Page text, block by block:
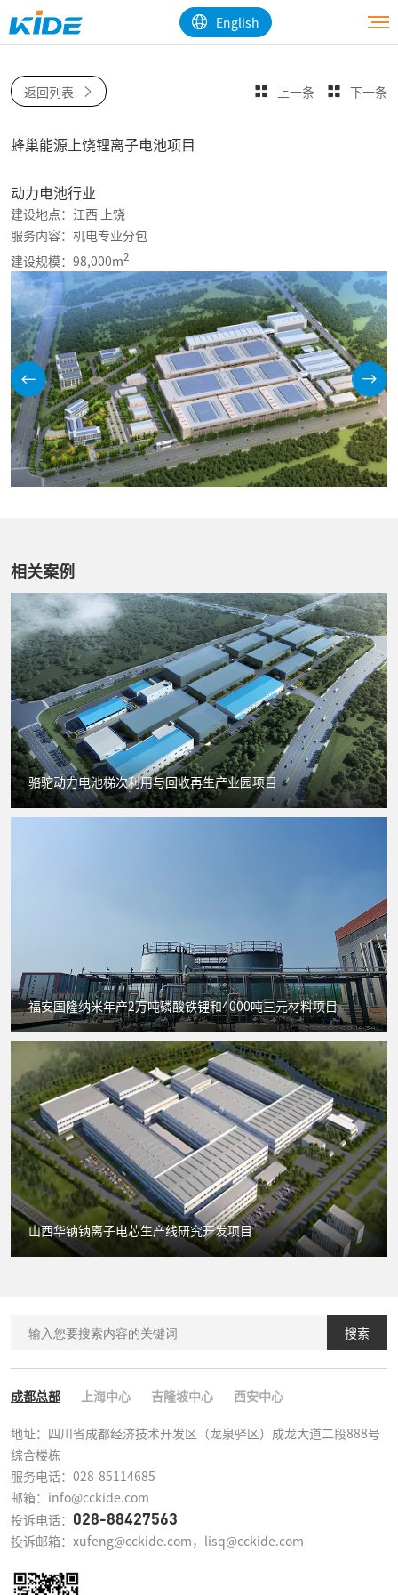
English
返回列表 上一条 下一条
蜂巢能源上饶锂离子电池项目
动力电池行业
建设地点：江西 上饶
服务内容：机电专业分包
建设规模：98,000m2
相关案例
骆驼动力电池梯次利用与回收再生产业园项目
福安国隆纳米年产2万吨磷酸铁锂和4000吨三元材料项目
山西华钠钠离子电芯生产线研究开发项目
搜索
成都总部 上海中心 吉隆坡中心 西安中心
地址：四川省成都经济技术开发区（龙泉驿区）成龙大道二段888号
综合楼栋
服务电话：028-85114685
邮箱：info@cckide.com
投诉电话： 028-88427563
投诉邮箱：xufeng@cckide.com，lisq@cckide.com